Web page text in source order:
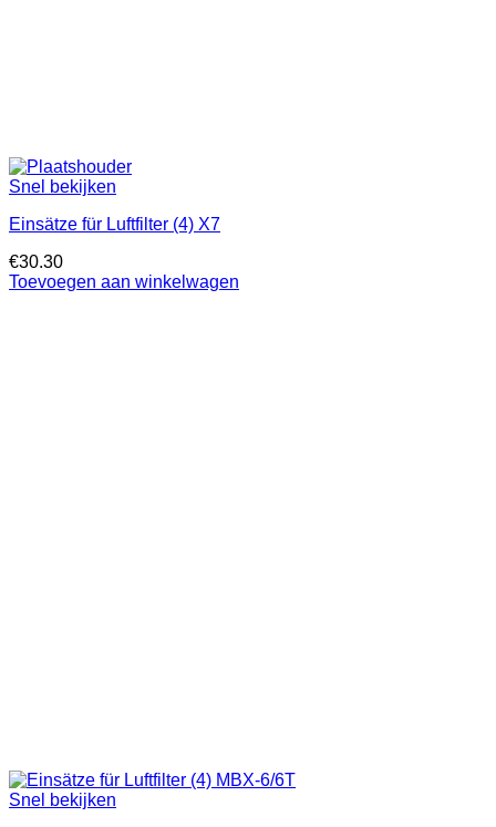
Snel bekijken
Einsätze für Luftfilter (4) X7
€30.30
Toevoegen aan winkelwagen
Snel bekijken